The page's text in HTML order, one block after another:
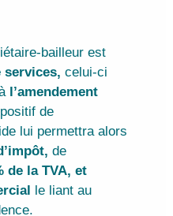
bailleur est
services, celui-ci
l’amendement
de
lui permettra alors
de
de la TVA, et
le liant au